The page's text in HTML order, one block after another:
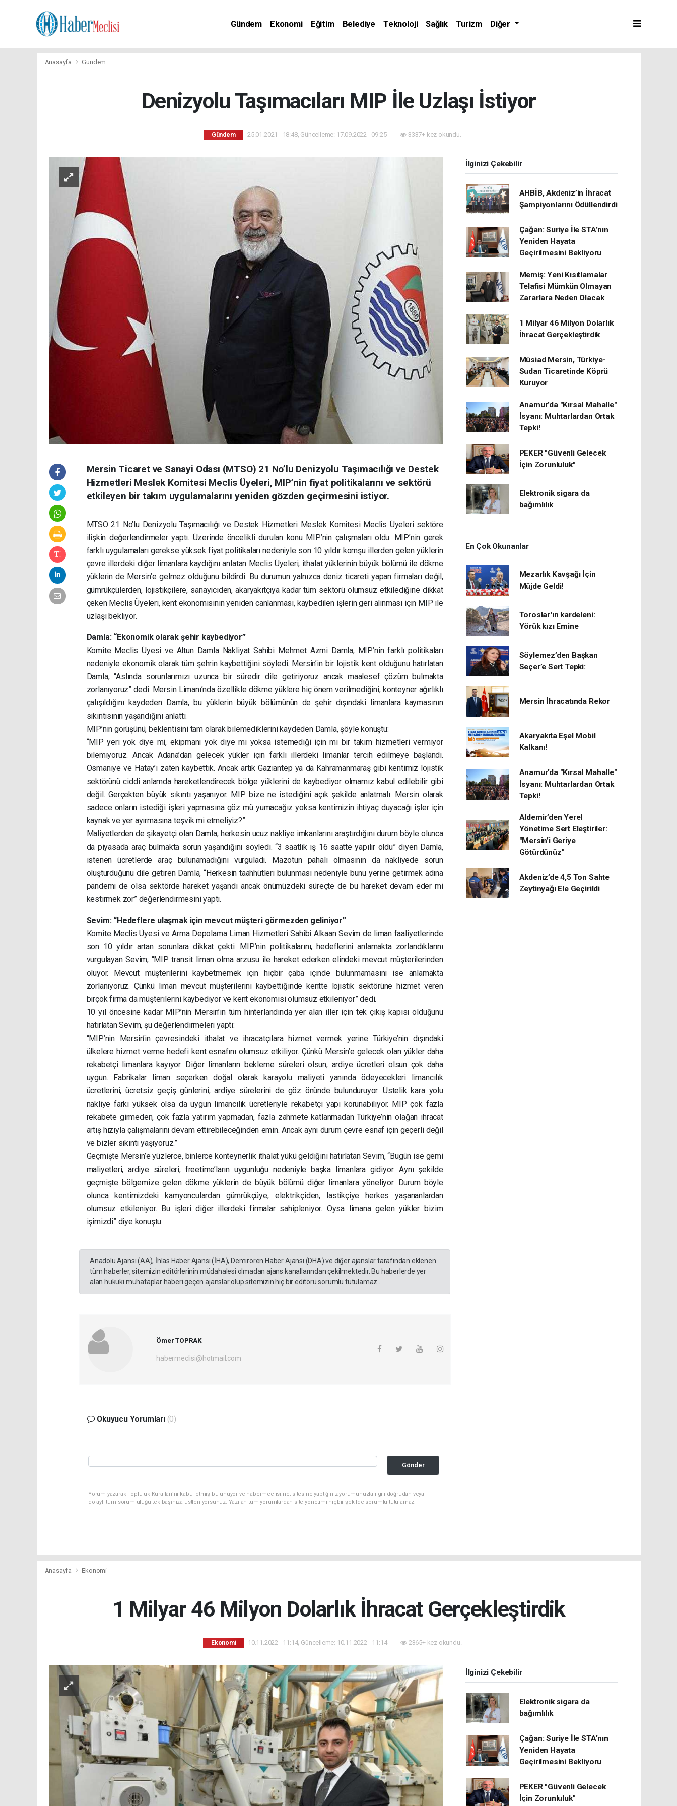
Gündem Ekonomi Eğitim Belediye Teknoloji Sağlık Turizm Diğer
Anasayfa Gündem
Denizyolu Taşımacıları MIP İle Uzlaşı İstiyor
Gündem 25.01.2021 - 18:48, Güncelleme: 17.09.2022 - 09:25 3337+ kez okundu.
Mersin Ticaret ve Sanayi Odası (MTSO) 21 No’lu Denizyolu Taşımacılığı ve Destek
Hizmetleri Meslek Komitesi Meclis Üyeleri, MIP’nin fiyat politikalarını ve sektörü
etkileyen bir takım uygulamalarını yeniden gözden geçirmesini istiyor.
MTSO 21 No’lu Denizyolu Taşımacılığı ve Destek Hizmetleri Meslek Komitesi Meclis Üyeleri sektöre
ilişkin değerlendirmeler yaptı. Üzerinde öncelikli durulan konu MIP’nin çalışmaları oldu. MIP’nin gerek
farklı uygulamaları gerekse yüksek fiyat politikaları nedeniyle son 10 yıldır komşu illerden gelen yüklerin
çevre illerdeki diğer limanlara kaydığını anlatan Meclis Üyeleri, ithalat yüklerinin büyük bölümü ile dökme
yüklerin de Mersin’e gelmez olduğunu bildirdi. Bu durumun yalnızca deniz ticareti yapan firmaları değil,
gümrükçülerden, lojistikçilere, sanayiciden, akaryakıtçıya kadar tüm sektörü olumsuz etkilediğine dikkat
çeken Meclis Üyeleri, kent ekonomisinin yeniden canlanması, kaybedilen işlerin geri alınması için MIP ile
uzlaşı bekliyor.
Damla: “Ekonomik olarak şehir kaybediyor”
Komite Meclis Üyesi ve Altun Damla Nakliyat Sahibi Mehmet Azmi Damla, MIP’nin farklı politikaları
nedeniyle ekonomik olarak tüm şehrin kaybettiğini söyledi. Mersin’in bir lojistik kent olduğunu hatırlatan
Damla, “Aslında sorunlarımızı uzunca bir süredir dile getiriyoruz ancak maalesef çözüm bulmakta
zorlanıyoruz” dedi. Mersin Limanı’nda özellikle dökme yüklere hiç önem verilmediğini, konteyner ağırlıklı
çalışıldığını kaydeden Damla, bu yüklerin büyük bölümünün de şehir dışındaki limanlara kaymasının
sıkıntısının yaşandığını anlattı.
MIP’nin görüşünü, beklentisini tam olarak bilemediklerini kaydeden Damla, şöyle konuştu:
“MIP yeri yok diye mi, ekipmanı yok diye mi yoksa istemediği için mi bir takım hizmetleri vermiyor
bilemiyoruz. Ancak Adana’dan gelecek yükler için farklı illerdeki limanlar tercih edilmeye başlandı.
Osmaniye ve Hatay’ı zaten kaybettik. Ancak artık Gaziantep ya da Kahramanmaraş gibi kentimiz lojistik
sektörünü ciddi anlamda hareketlendirecek bölge yüklerini de kaybediyor olmamız kabul edilebilir gibi
değil. Gerçekten büyük sıkıntı yaşanıyor. MIP bize ne istediğini açık şekilde anlatmalı. Mersin olarak
sadece onların istediği işleri yapmasına göz mü yumacağız yoksa kentimizin ihtiyaç duyacağı işler için
kaynak ve yer ayırmasına teşvik mi etmeliyiz?”
Maliyetlerden de şikayetçi olan Damla, herkesin ucuz nakliye imkanlarını araştırdığını durum böyle olunca
da piyasada araç bulmakta sorun yaşandığını söyledi. “3 saatlik iş 16 saatte yapılır oldu” diyen Damla,
istenen ücretlerde araç bulunamadığını vurguladı. Mazotun pahalı olmasının da nakliyede sorun
oluşturduğunu dile getiren Damla, “Herkesin taahhütleri bulunması nedeniyle bunu yerine getirmek adına
pandemi de olsa sektörde hareket yaşandı ancak önümüzdeki süreçte de bu hareket devam eder mi
kestirmek zor” değerlendirmesini yaptı.
Sevim: “Hedeflere ulaşmak için mevcut müşteri görmezden geliniyor”
Komite Meclis Üyesi ve Arma Depolama Liman Hizmetleri Sahibi Alkaan Sevim de liman faaliyetlerinde
son 10 yıldır artan sorunlara dikkat çekti. MIP’nin politikalarını, hedeflerini anlamakta zorlandıklarını
vurgulayan Sevim, “MIP transit liman olma arzusu ile hareket ederken elindeki mevcut müşterilerinden
oluyor. Mevcut müşterilerini kaybetmemek için hiçbir çaba içinde bulunmamasını ise anlamakta
zorlanıyoruz. Çünkü liman mevcut müşterilerini kaybettiğinde kentte lojistik sektörüne hizmet veren
birçok firma da müşterilerini kaybediyor ve kent ekonomisi olumsuz etkileniyor” dedi.
10 yıl öncesine kadar MIP’nin Mersin’in tüm hinterlandında yer alan iller için tek çıkış kapısı olduğunu
hatırlatan Sevim, şu değerlendirmeleri yaptı:
“MIP’nin Mersin’in çevresindeki ithalat ve ihracatçılara hizmet vermek yerine Türkiye’nin dışındaki
ülkelere hizmet verme hedefi kent esnafını olumsuz etkiliyor. Çünkü Mersin’e gelecek olan yükler daha
rekabetçi limanlara kayıyor. Diğer limanların bekleme süreleri olsun, ardiye ücretleri olsun çok daha
uygun. Fabrikalar liman seçerken doğal olarak karayolu maliyeti yanında ödeyecekleri limancılık
ücretlerini, ücretsiz geçiş günlerini, ardiye sürelerini de göz önünde bulunduruyor. Üstelik kara yolu
nakliye farkı yüksek olsa da uygun limancılık ücretleriyle rekabetçi yapı korunabiliyor. MIP çok fazla
rekabete girmeden, çok fazla yatırım yapmadan, fazla zahmete katlanmadan Türkiye’nin olağan ihracat
artış hızıyla çalışmalarını devam ettirebileceğinden emin. Ancak aynı durum çevre esnaf için geçerli değil
ve bizler sıkıntı yaşıyoruz.”
Geçmişte Mersin’e yüzlerce, binlerce konteynerlik ithalat yükü geldiğini hatırlatan Sevim, “Bugün ise gemi
maliyetleri, ardiye süreleri, freetime’ların uygunluğu nedeniyle başka limanlara gidiyor. Aynı şekilde
geçmişte bölgemize gelen dökme yüklerin de büyük bölümü diğer limanlara yöneliyor. Durum böyle
olunca kentimizdeki kamyonculardan gümrükçüye, elektrikçiden, lastikçiye herkes yaşananlardan
olumsuz etkileniyor. Bu işleri diğer illerdeki firmalar sahipleniyor. Oysa limana gelen yükler bizim
işimizdi” diye konuştu.
Anadolu Ajansı (AA), İhlas Haber Ajansı (İHA), Demirören Haber Ajansı (DHA) ve diğer ajanslar tarafından eklenen
tüm haberler, sitemizin editörlerinin müdahalesi olmadan ajans kanallarından çekilmektedir. Bu haberlerde yer
alan hukuki muhataplar haberi geçen ajanslar olup sitemizin hiç bir editörü sorumlu tutulamaz...
Ömer TOPRAK
habermeclisi@hotmail.com
Okuyucu Yorumları (0)
Gönder
Yorum yazarak Topluluk Kuralları’nı kabul etmiş bulunuyor ve habermeclisi.net sitesine yaptığınız yorumunuzla ilgili doğrudan veya
dolaylı tüm sorumluluğu tek başınıza üstleniyorsunuz. Yazılan tüm yorumlardan site yönetimi hiçbir şekilde sorumlu tutulamaz.
İlginizi Çekebilir
AHBİB, Akdeniz’in İhracat
Şampiyonlarını Ödüllendirdi
Çağan: Suriye İle STA’nın
Yeniden Hayata
Geçirilmesini Bekliyoru
Memiş: Yeni Kısıtlamalar
Telafisi Mümkün Olmayan
Zararlara Neden Olacak
1 Milyar 46 Milyon Dolarlık
İhracat Gerçekleştirdik
Müsiad Mersin, Türkiye-
Sudan Ticaretinde Köprü
Kuruyor
Anamur’da "Kırsal Mahalle"
İsyanı: Muhtarlardan Ortak
Tepki!
PEKER "Güvenli Gelecek
İçin Zorunluluk"
Elektronik sigara da
bağımlılık
En Çok Okunanlar
Mezarlık Kavşağı İçin
Müjde Geldi!
Toroslar'ın kardeleni:
Yörük kızı Emine
Söylemez’den Başkan
Seçer’e Sert Tepki:
Mersin İhracatında Rekor
​Akaryakıta Eşel Mobil
Kalkanı!
Anamur’da "Kırsal Mahalle"
İsyanı: Muhtarlardan Ortak
Tepki!
Aldemir’den Yerel
Yönetime Sert Eleştiriler:
"Mersin’i Geriye
Götürdünüz"
Akdeniz’de 4,5 Ton Sahte
Zeytinyağı Ele Geçirildi
Anasayfa Ekonomi
1 Milyar 46 Milyon Dolarlık İhracat Gerçekleştirdik
Ekonomi 10.11.2022 - 11:14, Güncelleme: 10.11.2022 - 11:14 2365+ kez okundu.
İlginizi Çekebilir
Elektronik sigara da
bağımlılık
Çağan: Suriye İle STA’nın
Yeniden Hayata
Geçirilmesini Bekliyoru
PEKER "Güvenli Gelecek
İçin Zorunluluk"